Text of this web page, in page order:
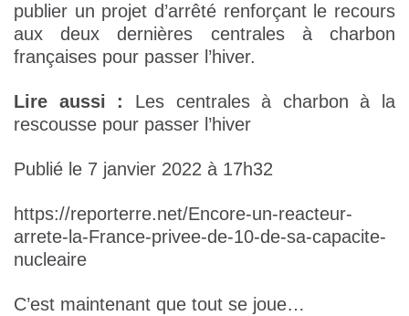
publier un projet d’arrêté renforçant le recours
aux deux dernières centrales à charbon
françaises pour passer l’hiver.
Lire aussi :
Les centrales à charbon à la
rescousse pour passer l’hiver
Publié le 7 janvier 2022 à 17h32
https://reporterre.net/Encore-un-reacteur-
arrete-la-France-privee-de-10-de-sa-capacite-
nucleaire
C’est maintenant que tout se joue…